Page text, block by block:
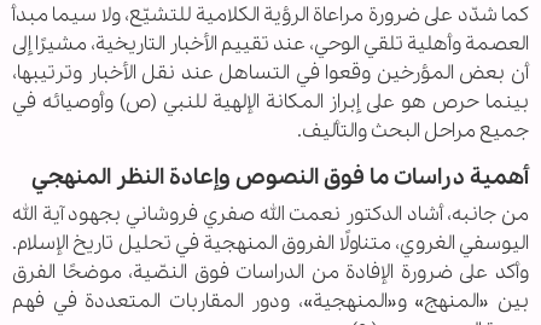
كما شدّد على ضرورة مراعاة الرؤية الكلامية للتشيّع، ولا سيما مبدأ
العصمة وأهلية تلقي الوحي، عند تقييم الأخبار التاريخية، مشيرًا إلى
أن بعض المؤرخين وقعوا في التساهل عند نقل الأخبار وترتيبها،
بينما حرص هو على إبراز المكانة الإلهية للنبي (ص) وأوصيائه في
جميع مراحل البحث والتأليف.
أهمية دراسات ما فوق النصوص وإعادة النظر المنهجي
من جانبه، أشاد الدكتور نعمت الله صفري فروشاني بجهود آية الله
اليوسفي الغروي، متناولًا الفروق المنهجية في تحليل تاريخ الإسلام.
وأكد على ضرورة الإفادة من الدراسات فوق النصّية، موضحًا الفرق
بين «المنهج» و«المنهجية»، ودور المقاربات المتعددة في فهم